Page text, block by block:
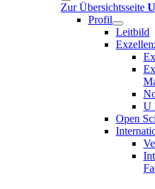
Zur Übersichtsseite
Profil
Leitbild
U
Open